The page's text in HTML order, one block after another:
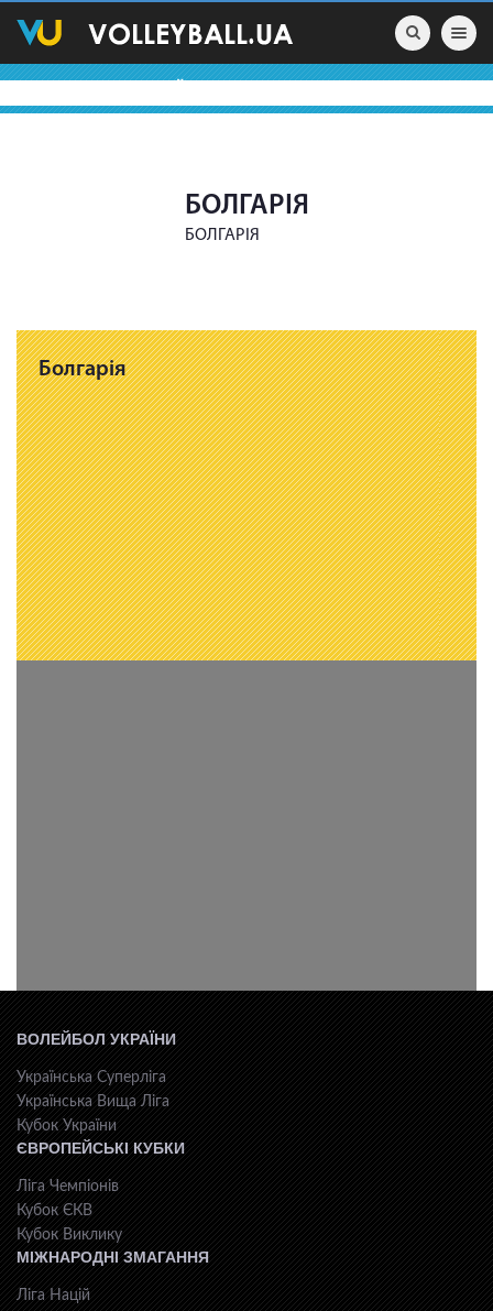
Toggle
БОЛГАРІЯ
БОЛГАРІЯ
Болгарія
ВОЛЕЙБОЛ УКРАЇНИ
Українська Суперліга
Українська Вища Ліга
Кубок України
ЄВРОПЕЙСЬКІ КУБКИ
Ліга Чемпіонів
Кубок ЄКВ
Кубок Виклику
МІЖНАРОДНІ ЗМАГАННЯ
Ліга Націй